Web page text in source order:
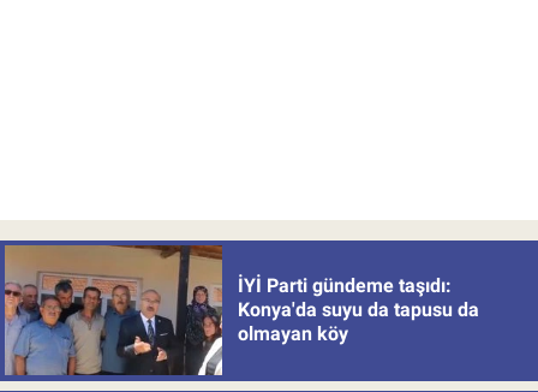
İYİ Parti gündeme taşıdı:
Konya'da suyu da tapusu da
olmayan köy